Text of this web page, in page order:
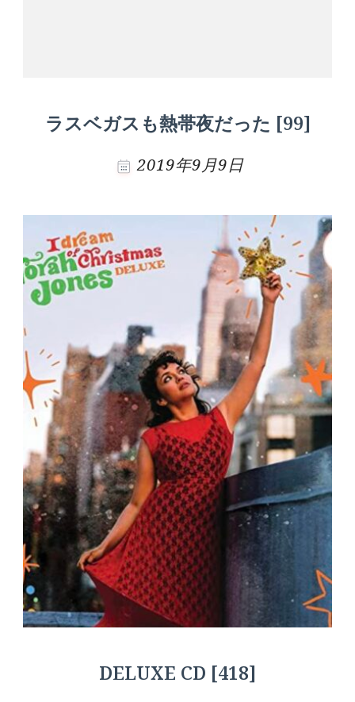
ラスベガスも熱帯夜だった [99]
2019年9月9日
DELUXE CD [418]